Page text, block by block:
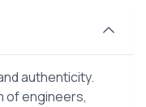
authenticity.
of engineers,